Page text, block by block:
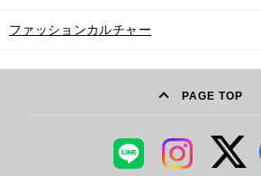
ファッションカルチャー
PAGE TOP